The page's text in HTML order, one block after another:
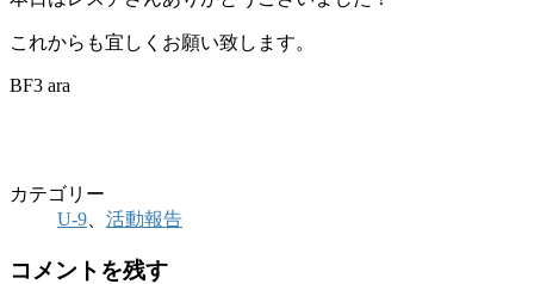
これからも宜しくお願い致します。
BF3 ara
カテゴリー
U-9
活動報告
コメントを残す